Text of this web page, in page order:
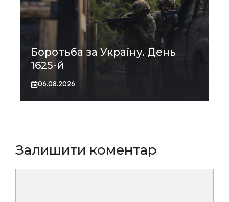
Боротьба за Україну. День
1625-й
06.08.2026
Залишити коментар